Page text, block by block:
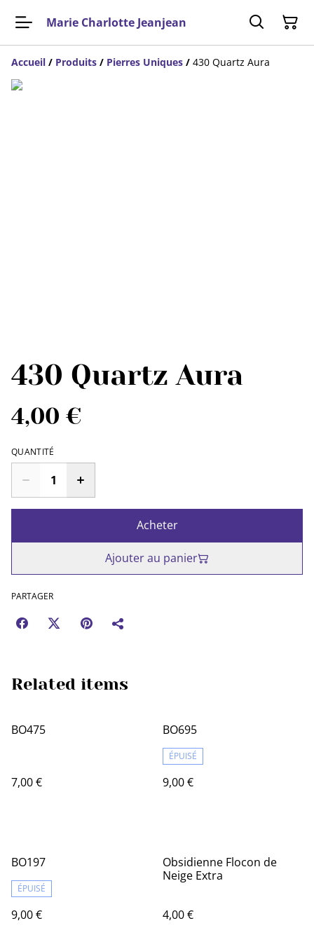
Marie Charlotte Jeanjean
Accueil / Produits / Pierres Uniques / 430 Quartz Aura
430 Quartz Aura
4,00 €
QUANTITÉ
Acheter
Ajouter au panier
PARTAGER
Related items
BO475
7,00 €
BO695
ÉPUISÉ
9,00 €
BO197
ÉPUISÉ
9,00 €
Obsidienne Flocon de
Neige Extra
4,00 €